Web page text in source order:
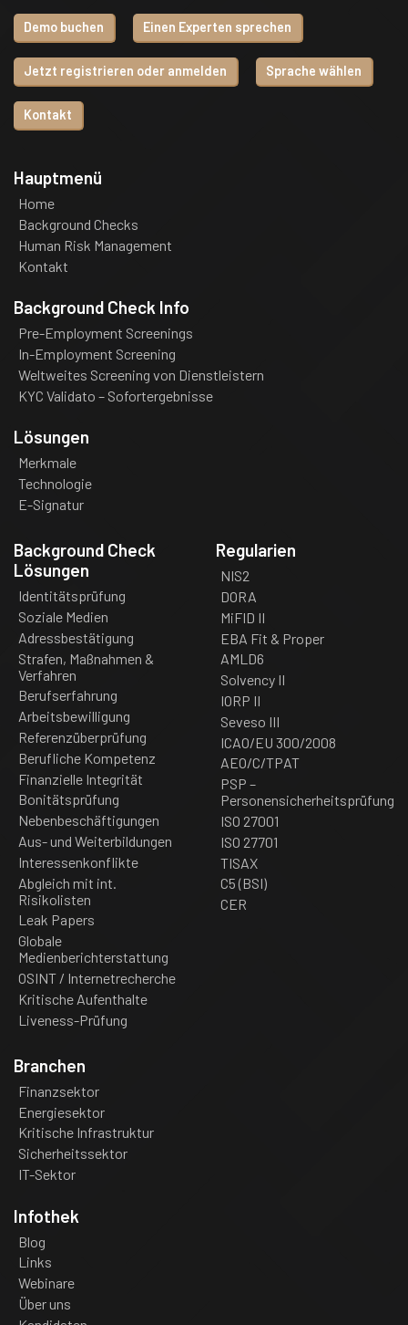
Demo buchen Einen Experten sprechen
Jetzt registrieren oder anmelden Sprache wählen
Kontakt
Hauptmenü
Home
Background Checks
Human Risk Management
Kontakt
Background Check Info
Pre-Employment Screenings
In-Employment Screening
Weltweites Screening von Dienstleistern
KYC Validato – Sofortergebnisse
Lösungen
Merkmale
Technologie
E-Signatur
Background Check
Lösungen
Identitätsprüfung
Soziale Medien
Adressbestätigung
Strafen, Maßnahmen &
Verfahren
Berufserfahrung
Arbeitsbewilligung
Referenzüberprüfung
Berufliche Kompetenz
Finanzielle Integrität
Bonitätsprüfung
Nebenbeschäftigungen
Aus- und Weiterbildungen
Interessenkonflikte
Abgleich mit int.
Risikolisten
Leak Papers
Globale
Medienberichterstattung
OSINT / Internetrecherche
Kritische Aufenthalte
Liveness-Prüfung
Regularien
NIS2
DORA
MiFID II
EBA Fit & Proper
AMLD6
Solvency II
IORP II
Seveso III
ICAO/EU 300/2008
AEO/C/TPAT
PSP –
Personensicherheitsprüfung
ISO 27001
ISO 27701
TISAX
C5 (BSI)
CER
Branchen
Finanzsektor
Energiesektor
Kritische Infrastruktur
Sicherheitssektor
IT-Sektor
Infothek
Blog
Links
Webinare
Über uns